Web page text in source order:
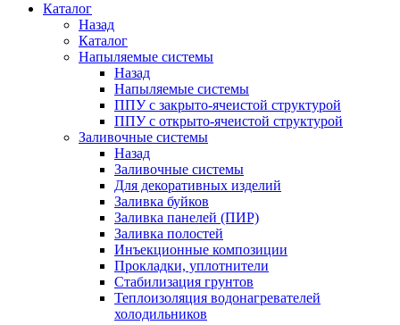
Каталог
Назад
Каталог
Напыляемые системы
Назад
Напыляемые системы
ППУ с закрыто-ячеистой структурой
ППУ с открыто-ячеистой структурой
Заливочные системы
Назад
Заливочные системы
Для декоративных изделий
Заливка буйков
Заливка панелей (ПИР)
Заливка полостей
Инъекционные композиции
Прокладки, уплотнители
Стабилизация грунтов
Теплоизоляция водонагревателей
холодильников